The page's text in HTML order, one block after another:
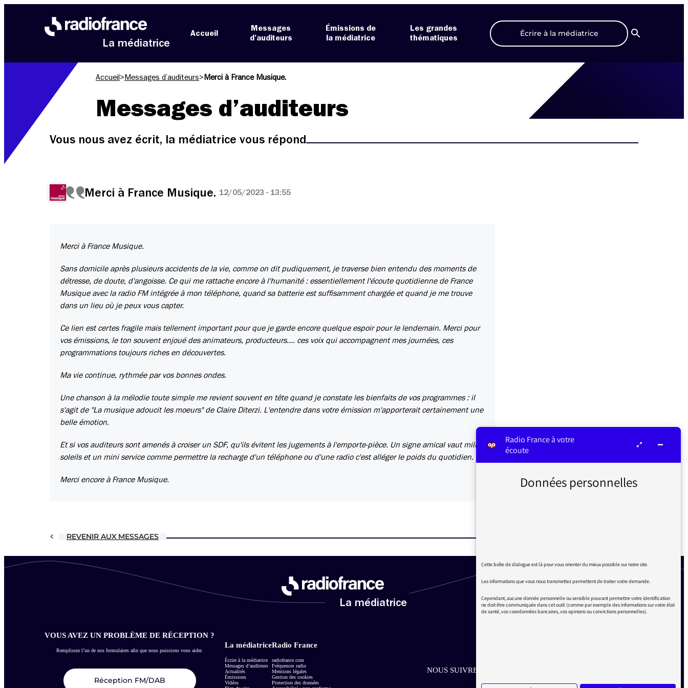
La médiatrice
Accueil
Messages
d’auditeurs
Émissions de
la médiatrice
Les grandes
thématiques
Écrire à la médiatrice
Recherche
Accueil > Messages d’auditeurs> Merci à France Musique.
Messages d’auditeurs
Vous nous avez écrit, la médiatrice vous répond
Merci à France Musique. 12/05/2023 - 13:55
Merci à France Musique.
Sans domicile après plusieurs accidents de la vie, comme on dit pudiquement, je traverse bien entendu des moments de
détresse, de doute, d'angoisse. Ce qui me rattache encore à l'humanité : essentiellement l'écoute quotidienne de France
Musique avec la radio FM intégrée à mon téléphone, quand sa batterie est suffisamment chargée et quand je me trouve
dans un lieu où je peux vous capter.
Ce lien est certes fragile mais tellement important pour que je garde encore quelque espoir pour le lendemain. Merci pour
vos émissions, le ton souvent enjoué des animateurs, producteurs.... ces voix qui accompagnent mes journées, ces
programmations toujours riches en découvertes.
Ma vie continue, rythmée par vos bonnes ondes.
Une chanson à la mélodie toute simple me revient souvent en tête quand je constate les bienfaits de vos programmes : il
s'agit de "La musique adoucit les moeurs" de Claire Diterzi. L'entendre dans votre émission m'apporterait certainement une
belle émotion.
Et si vos auditeurs sont amenés à croiser un SDF, qu'ils évitent les jugements à l'emporte-pièce. Un signe amical vaut mille
soleils et un mini service comme permettre la recharge d'un téléphone ou d'une radio c'est alléger le poids du quotidien.
Merci encore à France Musique.
REVENIR AUX MESSAGES
La médiatrice
VOUS AVEZ UN PROBLÈME DE RÉCEPTION ?
Remplissez l’un de nos formulaires afin que nous puissions vous aider.
Réception FM/DAB
La médiatrice
Écrire à la médiatrice
Messages d’auditeurs
Actualités
Émissions
Vidéos
Radio France
radiofrance.com
Fréquences radio
Mentions légales
Gestion des cookies
Protection des données
NOUS SUIVRE SUR LES RÉSEAUX
Radio France à votre
écoute
Données personnelles
Cette boîte de dialogue est là pour vous orienter du mieux possible sur notre site.
Les informations que vous nous transmettez permettent de traiter votre demande.
Cependant, aucune donnée personnelle ou sensible pouvant permettre votre identification
ne doit être communiquée dans cet outil (comme par exemple des informations sur votre état
de santé, vos coordonnées bancaires, vos opinions ou convictions personnelles).